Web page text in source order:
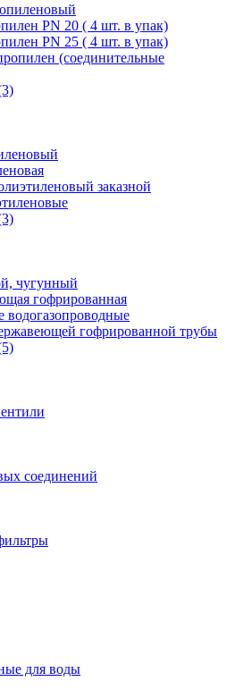
PN 20 ( 4 шт. в упак)
PN 25 ( 4 шт. в упак)
(cоединительные
заказной
чугунный
гофрированная
водогазопроводные
гофрированной трубы
соединений
для воды